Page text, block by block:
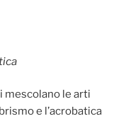
mescolano le arti
e l’acrobatica